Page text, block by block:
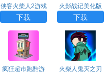
侠客火柴人2游戏
下载
下载
火影战记美化版
大全下载
下载
疯狂超市跑酷游
火柴人鬼灭之刃